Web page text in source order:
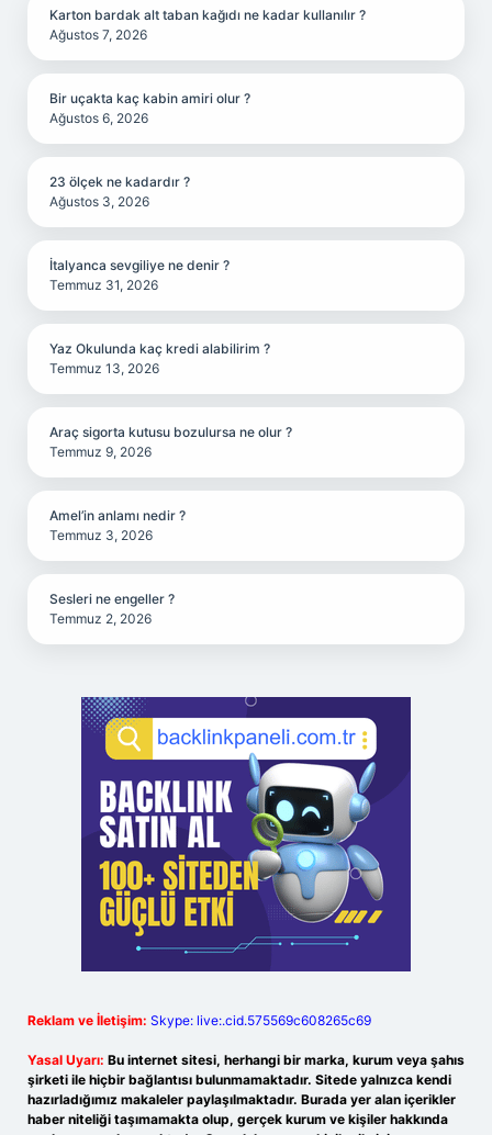
Karton bardak alt taban kağıdı ne kadar kullanılır ?
Ağustos 7, 2026
Bir uçakta kaç kabin amiri olur ?
Ağustos 6, 2026
23 ölçek ne kadardır ?
Ağustos 3, 2026
İtalyanca sevgiliye ne denir ?
Temmuz 31, 2026
Yaz Okulunda kaç kredi alabilirim ?
Temmuz 13, 2026
Araç sigorta kutusu bozulursa ne olur ?
Temmuz 9, 2026
Amel’in anlamı nedir ?
Temmuz 3, 2026
Sesleri ne engeller ?
Temmuz 2, 2026
Reklam ve İletişim: Skype: live:.cid.575569c608265c69
Yasal Uyarı: Bu internet sitesi, herhangi bir marka, kurum veya şahıs
şirketi ile hiçbir bağlantısı bulunmamaktadır. Sitede yalnızca kendi
hazırladığımız makaleler paylaşılmaktadır. Burada yer alan içerikler
haber niteliği taşımamakta olup, gerçek kurum ve kişiler hakkında